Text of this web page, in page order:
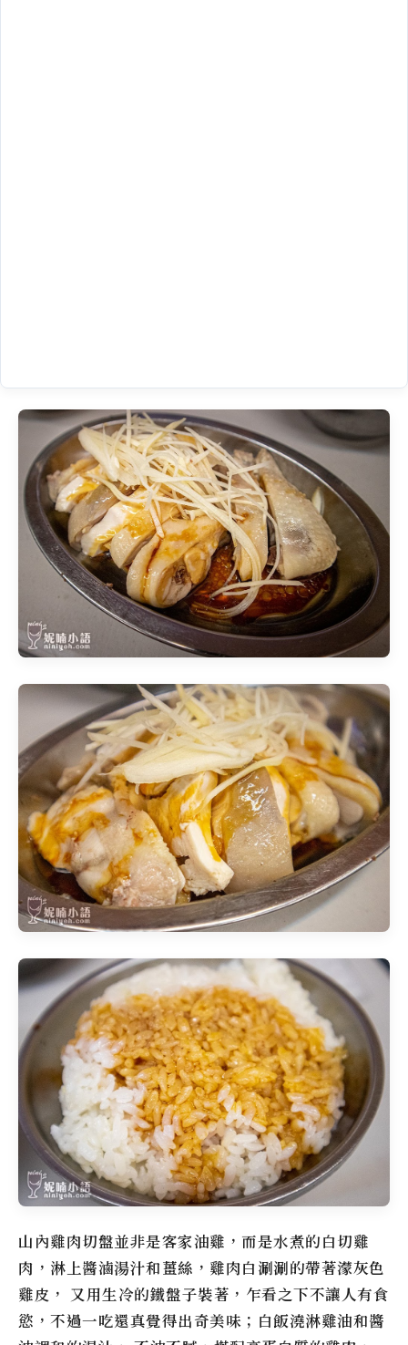
山內雞肉切盤並非是客家油雞，而是水煮的白切雞
肉，淋上醬滷湯汁和薑絲，雞肉白涮涮的帶著濛灰色
雞皮， 又用生冷的鐵盤子裝著，乍看之下不讓人有食
慾，不過一吃還真覺得出奇美味；白飯澆淋雞油和醬